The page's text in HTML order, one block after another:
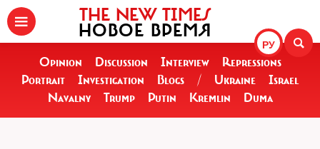
РУ
THE NEW TIMES
НОВОЕ ВРЕМЯ
Opinion Discussion Interview
Repressions
Portrait
Investigation Blogs / Ukraine
Israel
Navalny
Trump Putin Kremlin Duma